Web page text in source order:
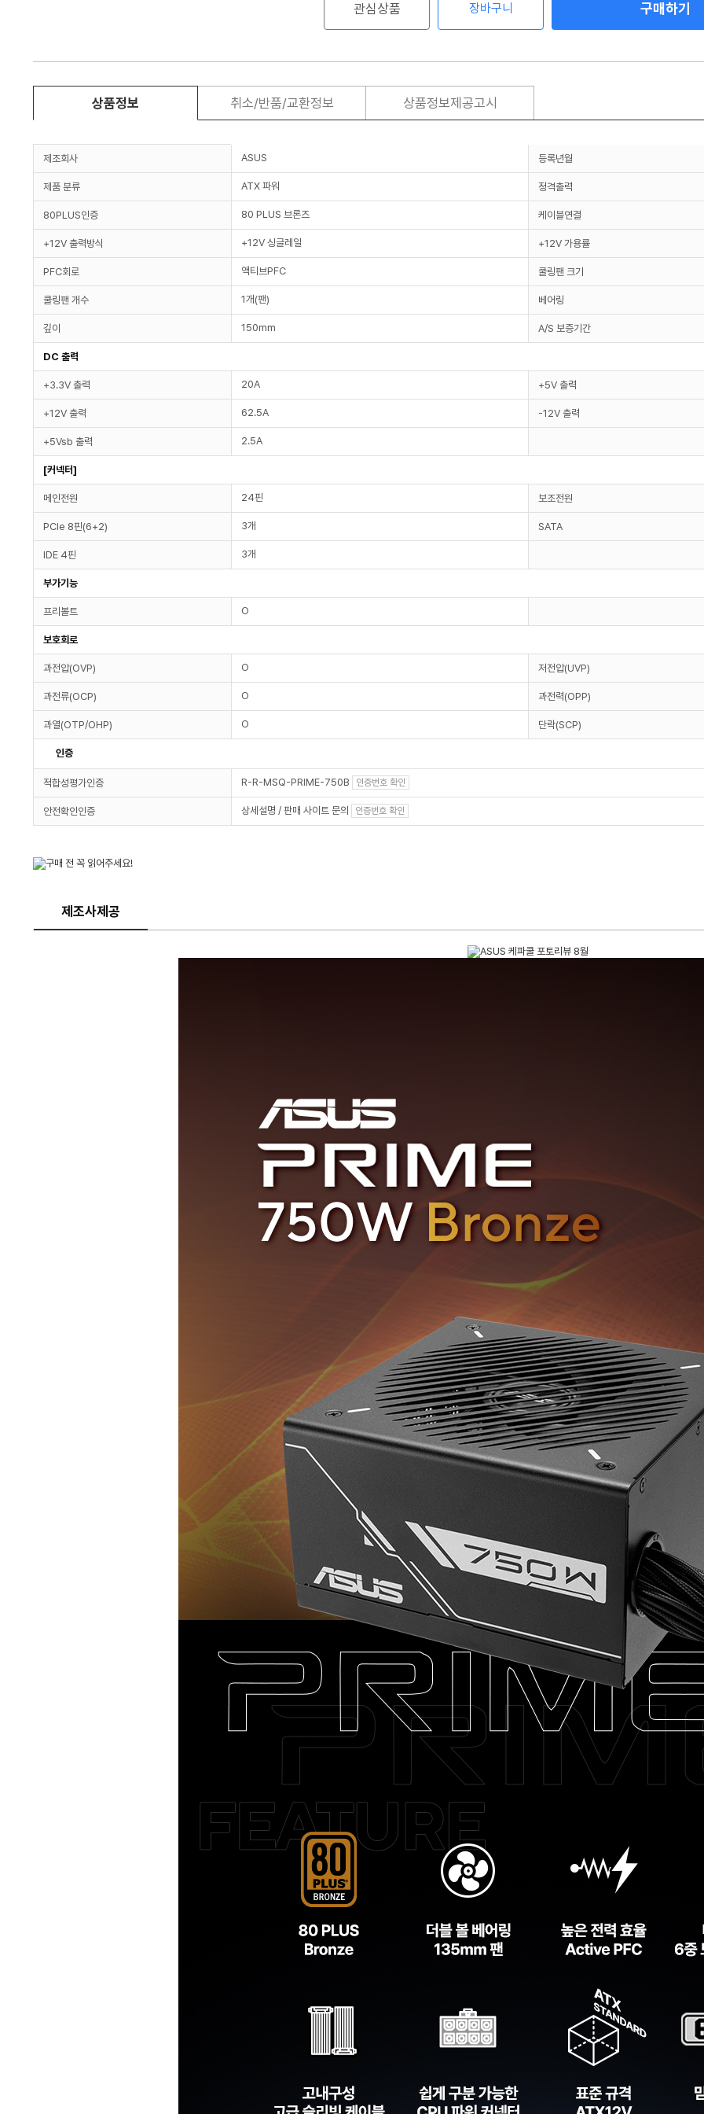
관심상품 장바구니 구매하기
상품정보 취소/반품/교환정보 상품정보제공고시
제조회사 ASUS 등록년월
제품 분류 ATX 파워 정격출력
80PLUS인증 80 PLUS 브론즈 케이블연결
+12V 출력방식 +12V 싱글레일 +12V 가용률
PFC회로 액티브PFC 쿨링팬 크기
쿨링팬 개수 1개(팬) 베어링
깊이 150mm A/S 보증기간
DC 출력
+3.3V 출력 20A +5V 출력
+12V 출력 62.5A -12V 출력
+5Vsb 출력 2.5A
[커넥터]
메인전원 24핀 보조전원
PCIe 8핀(6+2) 3개 SATA
IDE 4핀 3개
부가기능
프리볼트 O
보호회로
과전압(OVP) O 저전압(UVP)
과전류(OCP) O 과전력(OPP)
과열(OTP/OHP) O 단락(SCP)
인증
적합성평가인증 R-R-MSQ-PRIME-750B 인증번호 확인
안전확인인증 상세설명 / 판매 사이트 문의 인증번호 확인
제조사제공